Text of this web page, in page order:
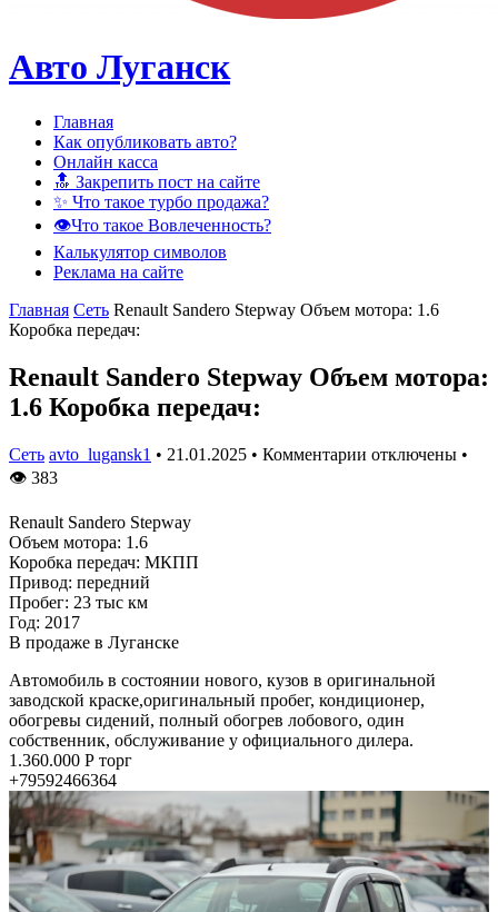
Авто Луганск
Главная
Как опубликовать авто?
Онлайн касса
🔝 Закрепить пост на сайте
✨ Что такое турбо продажа?
👁️Что такое Вовлеченность?
Калькулятор символов
Реклама на сайте
Главная Сеть Renault Sandero Stepway Объем мотора: 1.6
Коробка передач:
Renault Sandero Stepway Объем мотора:
1.6 Коробка передач:
Сеть avto_lugansk1 • 21.01.2025 • Комментарии отключены •
👁 383
Renault Sandero Stepway
Объем мотора: 1.6
Коробка передач: МКПП
Привод: передний
Пробег: 23 тыс км
Год: 2017
В продаже в Луганске
Автомобиль в состоянии нового, кузов в оригинальной
заводской краске,оригинальный пробег, кондиционер,
обогревы сидений, полный обогрев лобового, один
собственник, обслуживание у официального дилера.
1.360.000 Р торг
+79592466364